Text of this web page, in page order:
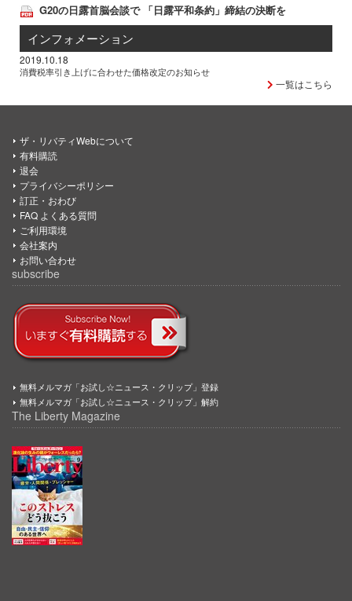
G20の日露首脳会談で 「日露平和条約」締結の決断を
インフォメーション
2019.10.18
消費税率引き上げに合わせた価格改定のお知らせ
一覧はこちら
ザ・リバティWebについて
有料購読
退会
プライバシーポリシー
訂正・おわび
FAQ よくある質問
ご利用環境
会社案内
お問い合わせ
subscribe
無料メルマガ「お試し☆ニュース・クリップ」登録
無料メルマガ「お試し☆ニュース・クリップ」解約
The Liberty Magazine